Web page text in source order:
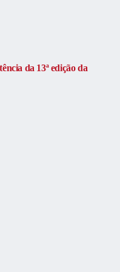
da 13ª edição da